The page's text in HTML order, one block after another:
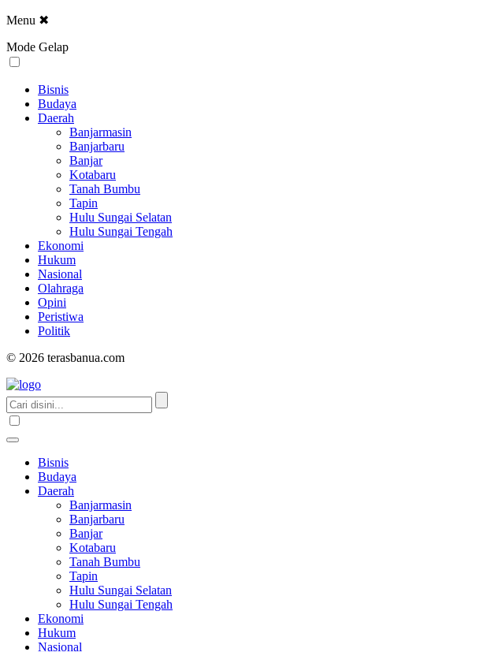
Menu ✖
Mode Gelap
Bisnis
Budaya
Daerah
Banjarmasin
Banjarbaru
Banjar
Kotabaru
Tanah Bumbu
Tapin
Hulu Sungai Selatan
Hulu Sungai Tengah
Ekonomi
Hukum
Nasional
Olahraga
Opini
Peristiwa
Politik
© 2026 terasbanua.com
Bisnis
Budaya
Daerah
Banjarmasin
Banjarbaru
Banjar
Kotabaru
Tanah Bumbu
Tapin
Hulu Sungai Selatan
Hulu Sungai Tengah
Ekonomi
Hukum
Nasional